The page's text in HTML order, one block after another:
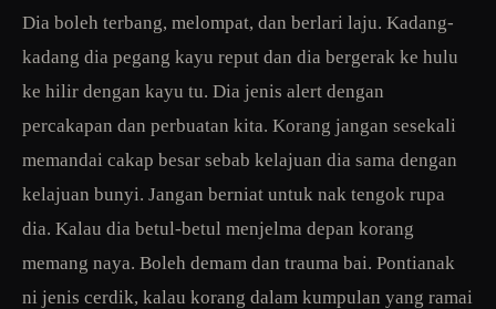
Dia boleh terbang, melompat, dan berlari laju. Kadang-
kadang dia pegang kayu reput dan dia bergerak ke hulu
ke hilir dengan kayu tu. Dia jenis alert dengan
percakapan dan perbuatan kita. Korang jangan sesekali
memandai cakap besar sebab kelajuan dia sama dengan
kelajuan bunyi. Jangan berniat untuk nak tengok rupa
dia. Kalau dia betul-betul menjelma depan korang
memang naya. Boleh demam dan trauma bai. Pontianak
ni jenis cerdik, kalau korang dalam kumpulan yang ramai